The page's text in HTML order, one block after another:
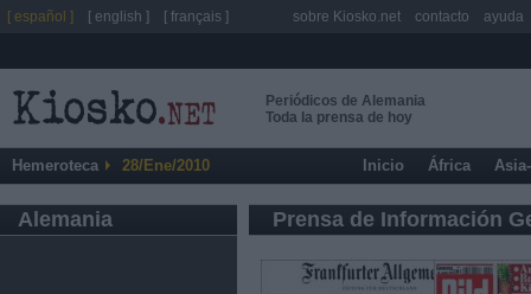
Periódicos de Alemania
Toda la prensa de hoy
Hemeroteca 28/Ene/2010 Inicio África
Alemania Prensa de Información
[ español ] [ english ] [ français ] sobre Kiosko.net contacto ayuda